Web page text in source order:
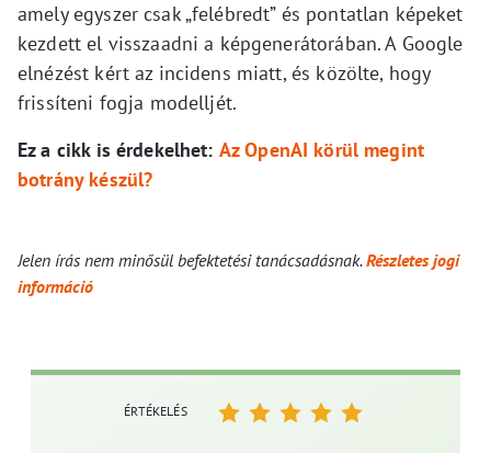
amely egyszer csak „felébredt” és pontatlan képeket
kezdett el visszaadni a képgenerátorában. A Google
elnézést kért az incidens miatt, és közölte, hogy
frissíteni fogja modelljét.
Ez a cikk is érdekelhet: Az OpenAI körül megint
botrány készül?
Jelen írás nem minősül befektetési tanácsadásnak.Részletes jogi
információ
ÉRTÉKELÉS